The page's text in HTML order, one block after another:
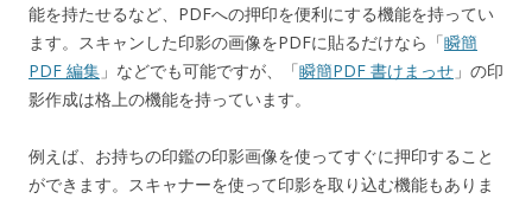
能を持たせるなど、PDFへの押印を便利にする機能を持ってい
ます。スキャンした印影の画像をPDFに貼るだけなら「瞬簡
PDF 編集 」などでも可能ですが、「瞬簡PDF 書けまっせ 」の印
影作成は格上の機能を持っています。
例えば、お持ちの印鑑の印影画像を使ってすぐに押印すること
ができます。スキャナーを使って印影を取り込む機能もありま